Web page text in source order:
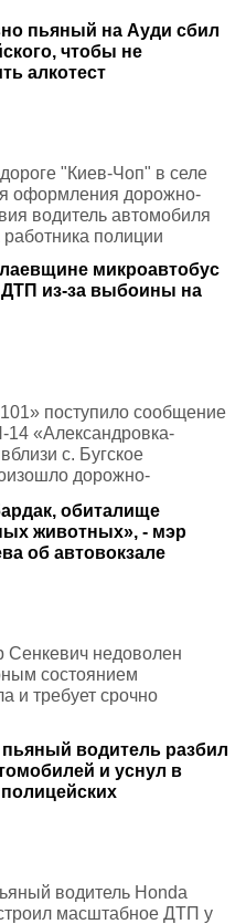
пьяный на Ауди сбил
чтобы не
алкотест
"Киев-Чоп" в селе
оформления дорожно-
водитель автомобиля
полиции
микроавтобус
ДТП из-за выбоины на
поступило сообщение
14 «Александровка-
с. Бугское
дорожно-
обиталище
животных», - мэр
об автовокзале
Сенкевич недоволен
состоянием
и требует срочно
пьяный водитель разбил
и уснул в
водитель Honda
масштабное ДТП у